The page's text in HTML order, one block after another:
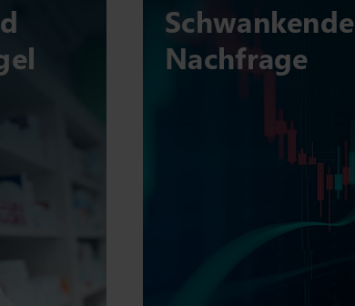
Schwankende
Nachfrage